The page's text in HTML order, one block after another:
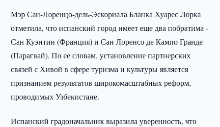
Мэр Сан-Лоренцо-дель-Эскориала Бланка Хуарес Лорка
отметила, что испанский город имеет еще два побратима -
Сан Куэнтин (Франция) и Сан Лоренсо де Кампо Гранде
(Парагвай). По ее словам, установление партнерских
связей с Хивой в сфере туризма и культуры является
признанием результатов широкомасштабных реформ,
проводимых Узбекистане.
Испанский градоначальник выразила уверенность, что